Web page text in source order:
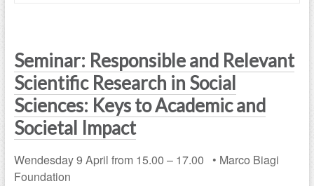
Seminar: Responsible and Relevant
Scientific Research in Social
Sciences: Keys to Academic and
Societal Impact
Wendesday 9 April from 15.00 – 17.00 • Marco Biagi
Foundation